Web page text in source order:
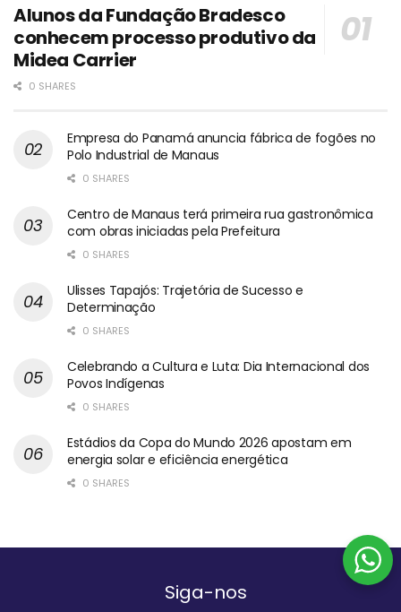
Alunos da Fundação Bradesco
conhecem processo produtivo da
Midea Carrier
0 SHARES
Empresa do Panamá anuncia fábrica de fogões no
Polo Industrial de Manaus
0 SHARES
Centro de Manaus terá primeira rua gastronômica
com obras iniciadas pela Prefeitura
0 SHARES
Ulisses Tapajós: Trajetória de Sucesso e
Determinação
0 SHARES
Celebrando a Cultura e Luta: Dia Internacional dos
Povos Indígenas
0 SHARES
Estádios da Copa do Mundo 2026 apostam em
energia solar e eficiência energética
0 SHARES
Siga-nos